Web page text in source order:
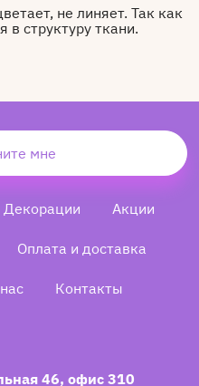
не линяет. Так как
в структуру ткани.
мне
Декорации Акции
Оплата и доставка
Контакты
46, офис 310